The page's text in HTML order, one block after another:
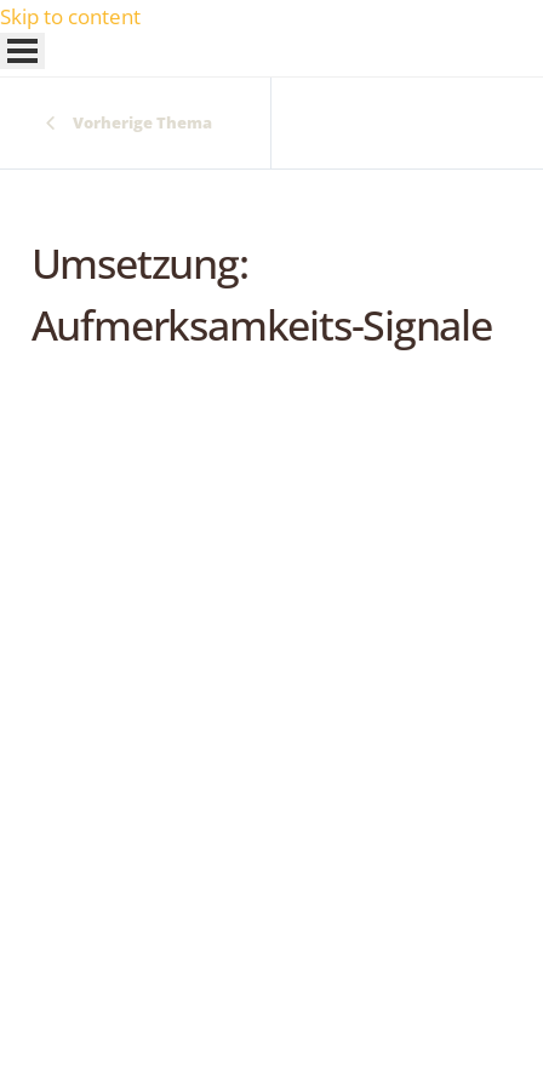
Skip to content
Vorherige Thema
Umsetzung:
Aufmerksamkeits-Signale